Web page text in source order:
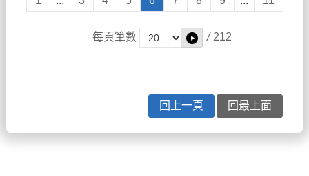
每頁筆數 / 212
回上一頁 回最上面